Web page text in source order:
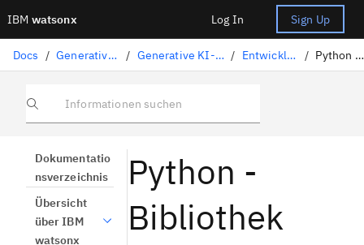
IBM watsonx Log In Sign Up
Docs / Generative KI-Lösungen / Generative KI-Lösungen codieren / Entwicklerressourcen / Python -Bibliothek
Informationen suchen
Dokumentatio
nsverzeichnis
Übersicht
über IBM
watsonx
Python -
Bibliothek